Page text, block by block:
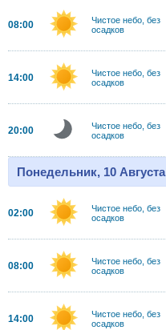
08:00
Чистое небо, без
осадков
14:00
Чистое небо, без
осадков
20:00
Чистое небо, без
осадков
Понедельник, 10 Августа
02:00
Чистое небо, без
осадков
08:00
Чистое небо, без
осадков
14:00
Чистое небо, без
осадков